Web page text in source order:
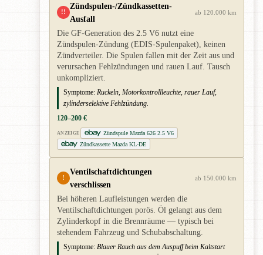
!!
Zündspulen-/Zündkassetten-
Ausfall
ab 120.000 km
Die GF-Generation des 2.5 V6 nutzt eine
Zündspulen-Zündung (EDIS-Spulenpaket), keinen
Zündverteiler. Die Spulen fallen mit der Zeit aus und
verursachen Fehlzündungen und rauen Lauf. Tausch
unkompliziert.
Symptome: Ruckeln, Motorkontrollleuchte, rauer Lauf,
zylinderselektive Fehlzündung.
120–200 €
ANZEIGE
Zündspule Mazda 626 2.5 V6
Zündkassette Mazda KL-DE
!
Ventilschaftdichtungen
verschlissen
ab 150.000 km
Bei höheren Laufleistungen werden die
Ventilschaftdichtungen porös. Öl gelangt aus dem
Zylinderkopf in die Brennräume — typisch bei
stehendem Fahrzeug und Schubabschaltung.
Symptome: Blauer Rauch aus dem Auspuff beim Kaltstart